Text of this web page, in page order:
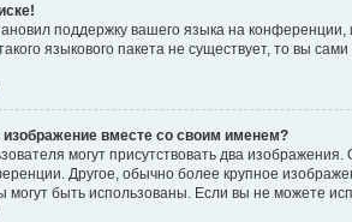
поддержку вашего языка на
языкового пакета не существует, то вы
изображение вместе со своим именем?
могут присутствовать два
Другое, обычно более крупное
могут быть использованы. Если вы не можете